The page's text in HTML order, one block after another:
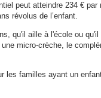
peut atteindre 234 €
révolus de l’enfant.
qu'il aille à l'école ou
micro-crèche, le
les familles ayant un